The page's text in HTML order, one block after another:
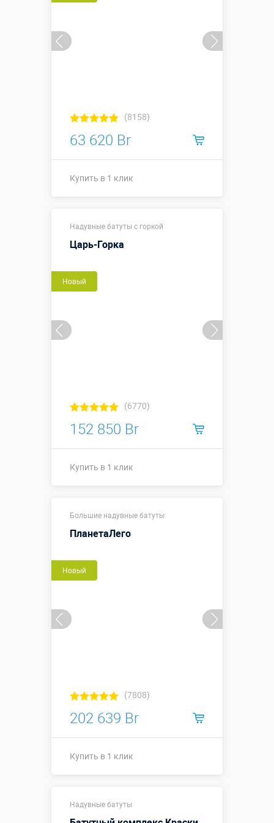
(8158)
63 620 Br
Купить в 1 клик
Размеры, м:
7,0 м
Больше деталей →
Надувные батуты с горкой
Царь-Горка
Новый
(6770)
152 850 Br
Купить в 1 клик
Размеры, м:
11,5 м
Больше деталей →
Большие надувные батуты
ПланетаЛего
Новый
(7808)
202 639 Br
Купить в 1 клик
(габаритные
Надувные батуты